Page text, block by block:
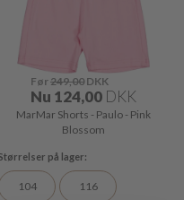
Før249,00 DKK
Nu 124,00 DKK
MarMar Shorts - Paulo - Pink
Blossom
104 116